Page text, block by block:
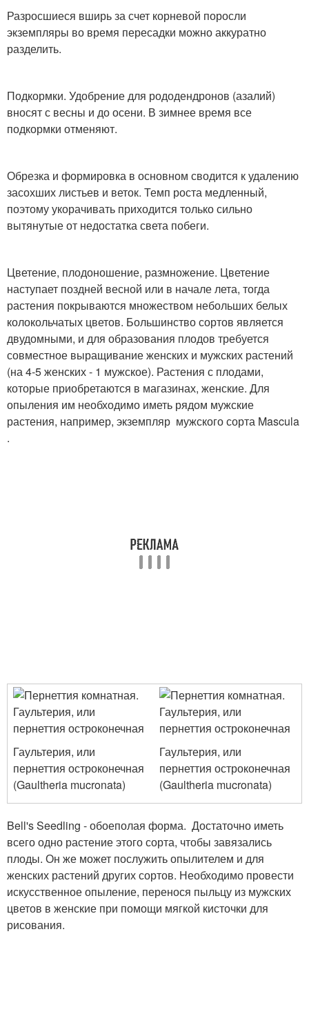
Разросшиеся вширь за счет корневой поросли
экземпляры во время пересадки можно аккуратно
разделить.
Подкормки. Удобрение для рододендронов (азалий)
вносят с весны и до осени. В зимнее время все
подкормки отменяют.
Обрезка и формировка в основном сводится к удалению
засохших листьев и веток. Темп роста медленный,
поэтому укорачивать приходится только сильно
вытянутые от недостатка света побеги.
Цветение, плодоношение, размножение. Цветение
наступает поздней весной или в начале лета, тогда
растения покрываются множеством небольших белых
колокольчатых цветов. Большинство сортов является
двудомными, и для образования плодов требуется
совместное выращивание женских и мужских растений
(на 4-5 женских - 1 мужское). Растения с плодами,
которые приобретаются в магазинах, женские. Для
опыления им необходимо иметь рядом мужские
растения, например, экземпляр мужского сорта Mascula
.
Гаультерия, или
пернеттия остроконечная
(Gaultheria mucronata)
Гаультерия, или
пернеттия остроконечная
(Gaultheria mucronata)
Bell's Seedling - обоеполая форма. Достаточно иметь
всего одно растение этого сорта, чтобы завязались
плоды. Он же может послужить опылителем и для
женских растений других сортов. Необходимо провести
искусственное опыление, перенося пыльцу из мужских
цветов в женские при помощи мягкой кисточки для
рисования.